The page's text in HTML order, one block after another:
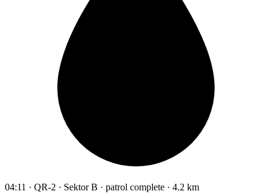
04:11 · QR-2 · Sektor B · patrol complete · 4.2 km